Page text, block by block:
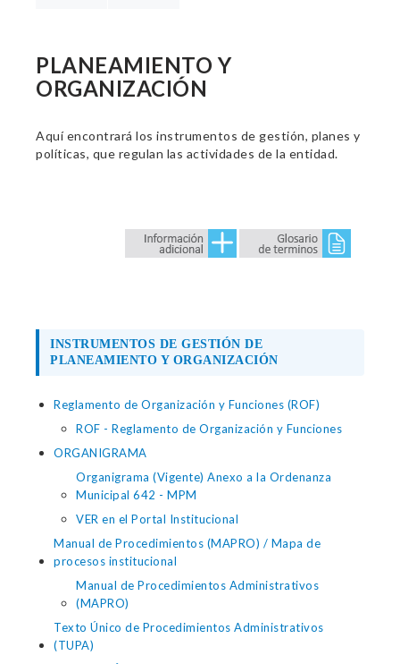
PLANEAMIENTO Y
ORGANIZACIÓN
Aquí encontrará los instrumentos de gestión, planes y
políticas, que regulan las actividades de la entidad.
INSTRUMENTOS DE GESTIÓN DE
PLANEAMIENTO Y ORGANIZACIÓN
Reglamento de Organización y Funciones (ROF)
ROF - Reglamento de Organización y Funciones
ORGANIGRAMA
Organigrama (Vigente) Anexo a la Ordenanza
Municipal 642 - MPM
VER en el Portal Institucional
Manual de Procedimientos (MAPRO) / Mapa de
procesos institucional
Manual de Procedimientos Administrativos
(MAPRO)
Texto Único de Procedimientos Administrativos
(TUPA)